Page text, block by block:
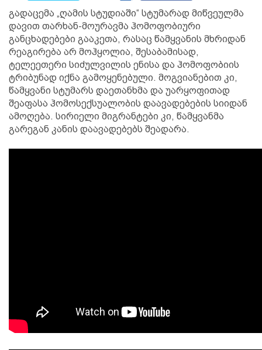
გადაცემა „ღამის სტუდიაში“ სტუმარად მიწვეულმა
დავით თარხან-მოურავმა ჰომოფობიური
განცხადებები გააკეთა, რასაც წამყვანის მხრიდან
რეაგირება არ მოჰყოლია, შესაბამისად,
ტელეეთერი სიძულვილის ენისა და ჰომოფობიის
ტრიბუნად იქნა გამოყენებული. მოგვიანებით კი,
წამყვანი სტუმარს დაეთანხმა და უარყოფითად
შეაფასა ჰომოსექსუალობის დაავადებების სიიდან
ამოღება. სირიელი მიგრანტები კი, წამყვანმა
გარეგან კანის დაავადებებს შეადარა.